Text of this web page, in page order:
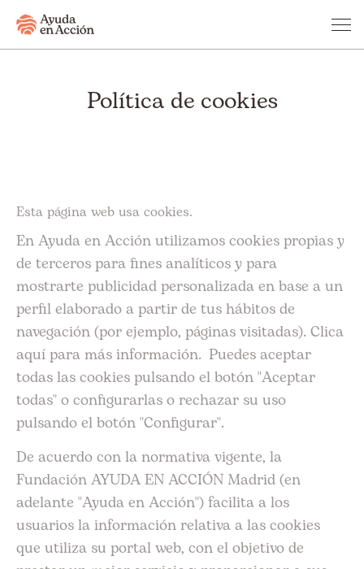
Política de cookies
Esta página web usa cookies.
En Ayuda en Acción utilizamos cookies propias y
de terceros para fines analíticos y para
mostrarte publicidad personalizada en base a un
perfil elaborado a partir de tus hábitos de
navegación (por ejemplo, páginas visitadas). Clica
aquípara más información. Puedes aceptar
todas las cookies pulsando el botón "Aceptar
todas" o configurarlas o rechazar su uso
pulsando el botón "Configurar".
De acuerdo con la normativa vigente, la
Fundación AYUDA EN ACCIÓN Madrid (en
adelante "Ayuda en Acción") facilita a los
usuarios la información relativa a las cookies
que utiliza su portal web, con el objetivo de